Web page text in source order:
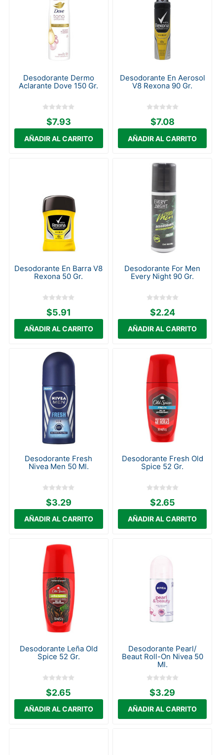
Desodorante Dermo
Aclarante Dove 150 Gr.
$7.93
Desodorante En Aerosol
V8 Rexona 90 Gr.
$7.08
Desodorante En Barra V8
Rexona 50 Gr.
$5.91
Desodorante For Men
Every Night 90 Gr.
$2.24
Desodorante Fresh
Nivea Men 50 Ml.
$3.29
Desodorante Fresh Old
Spice 52 Gr.
$2.65
Desodorante Leña Old
Spice 52 Gr.
$2.65
Desodorante Pearl/
Beaut Roll-On Nivea 50
Ml.
$3.29